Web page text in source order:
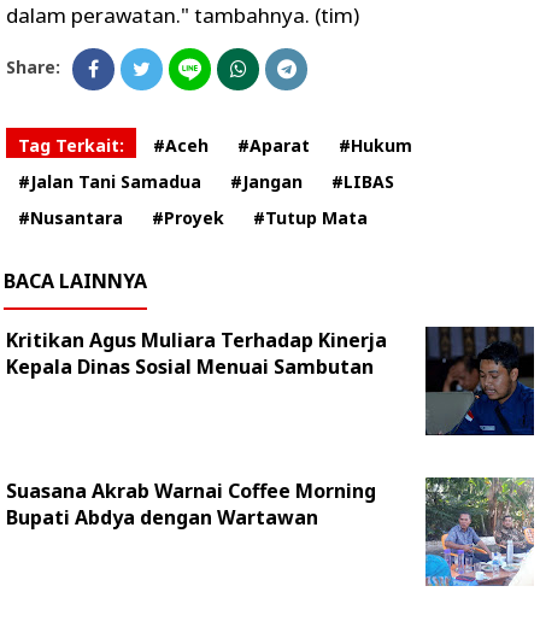
dalam perawatan." tambahnya. (tim)
Share:
Tag Terkait: #Aceh #Aparat
#Hukum
#Jalan Tani Samadua
#Jangan
#LIBAS
#Nusantara
#Proyek #Tutup Mata
BACA LAINNYA
Kritikan Agus Muliara Terhadap Kinerja
Kepala Dinas Sosial Menuai Sambutan
Suasana Akrab Warnai Coffee Morning
Bupati Abdya dengan Wartawan